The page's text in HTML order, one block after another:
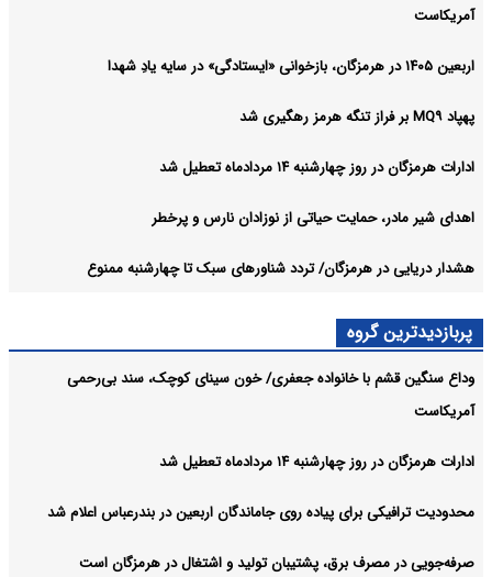
آمریکاست
اربعین ۱۴۰۵ در هرمزگان، بازخوانی «ایستادگی» در سایه یادِ شهدا
پهپاد MQ۹ بر فراز تنگه هرمز رهگیری شد
ادارات هرمزگان در روز چهارشنبه ۱۴ مردادماه تعطیل شد
اهدای شیر مادر، حمایت حیاتی از نوزادان نارس و پرخطر
هشدار دریایی در هرمزگان/ تردد شناورهای سبک تا چهارشنبه ممنوع
پربازدیدترین گروه
وداع سنگین قشم با خانواده جعفری/ خون سینای کوچک، سند بی‌رحمی
آمریکاست
ادارات هرمزگان در روز چهارشنبه ۱۴ مردادماه تعطیل شد
محدودیت ترافیکی برای پیاده روی جاماندگان اربعین در بندرعباس اعلام شد
صرفه‌جویی در مصرف برق، پشتیبان تولید و اشتغال در هرمزگان است